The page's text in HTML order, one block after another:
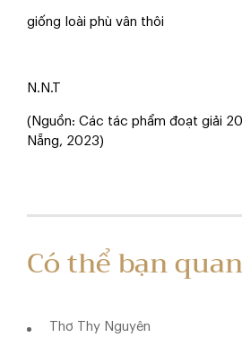
giống loài phù vân thôi
N.N.T
(Nguồn: Các tác phẩm đoạt giải
Nẵng, 2023)
Có thể bạn
Thơ Thy Nguyên